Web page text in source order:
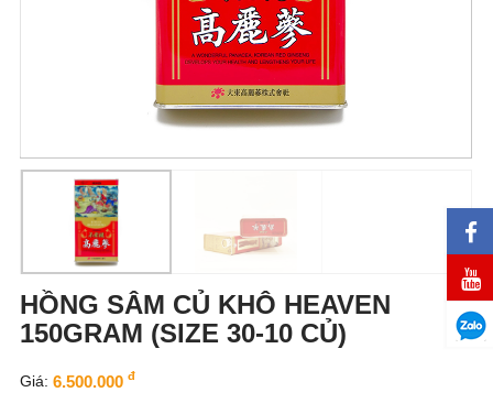
HỒNG SÂM CỦ KHÔ HEAVEN
150GRAM (SIZE 30-10 CỦ)
Giá: 6.500.000 đ